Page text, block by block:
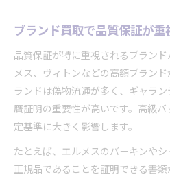
ブランド買取で品質保証が
品質保証が特に重視されるブラン
メス、ヴィトンなどの高額ブラン
ランドは偽物流通が多く、ギャラ
贋証明の重要性が高いです。高級
定基準に大きく影響します。
たとえば、エルメスのバーキンやシ
正規品であることを証明できる書